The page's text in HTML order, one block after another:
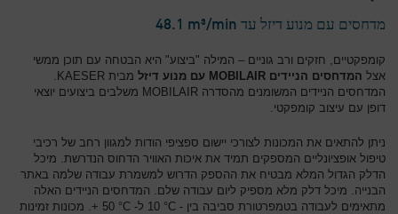
מדחסים עם מנוע דיזל עד 48.1‎ m³/min
קומפקטיים, חזקים ורב גוניים – המילה "ביצוע" היא הבטחה עם תוכן ממשי
אצל המדחסים הניידים MOBILAIR עם מנוע דיזל
מבית KAESER.
המדחסים הניידים המשומנים מהסדרה MOBILAIR משלבים ביצועים יוצאי
דופן עם עיצוב קומפקטי.
ניתן להתאים את המכונות לצורכי יישום ספציפי הודות למגוון רחב של רכיבי
טיפול אופציונליים המספקים תמיד את איכות האוויר הדחוס הנדרשת. מיכל
הדלק הגדול המלא מבטיח את ההספק הדרוש למשמרת עבודה שלמה באתר
הבנייה. מיכל דלק מלא מספיק ליום עבודה שלם. המדחסים הניידים האלה
מתאימים לעבודה בטמפרטורת סביבה בין - 10‎ °C ל- 50‎ °C +. מכונות זמינות